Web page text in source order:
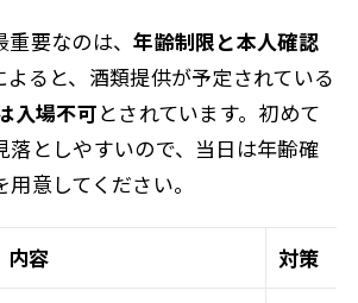
重要なのは、年齢制限と本人確認
よると、酒類提供が予定されている
入場不可とされています。初めて
落としやすいので、当日は年齢確
意してください。
内容 対策